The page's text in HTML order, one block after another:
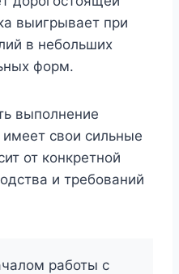
выигрывает при
в небольших
форм.
выполнение
имеет свои сильные
от конкретной
и требований
работы с